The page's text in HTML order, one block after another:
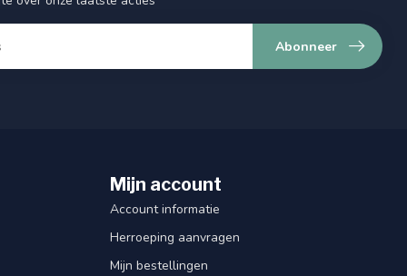
Abonneer
Mijn account
Account informatie
Herroeping aanvragen
Mijn bestellingen